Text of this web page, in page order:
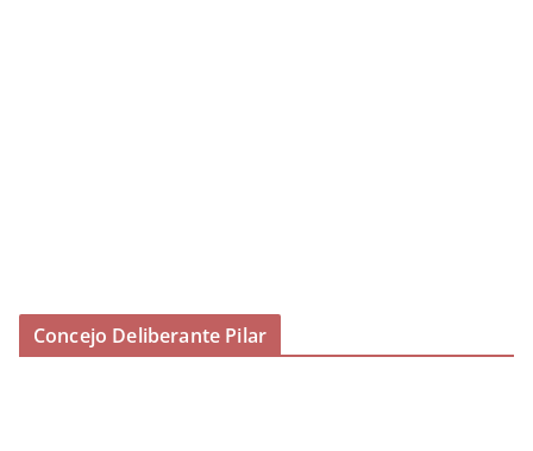
Concejo Deliberante Pilar